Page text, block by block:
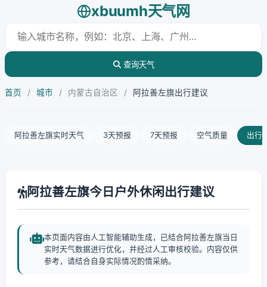
xbuumh天气网
查询天气
首页 / 城市 / 内蒙古自治区 / 阿拉善左旗出行建议
阿拉善左旗实时天气 3天预报 7天预报 空气质量 出行
阿拉善左旗今日户外休闲出行建议
本页面内容由人工智能辅助生成，已结合阿拉善左旗当日
实时天气数据进行优化，并经过人工审核校验。内容仅供
参考，请结合自身实际情况酌情采纳。